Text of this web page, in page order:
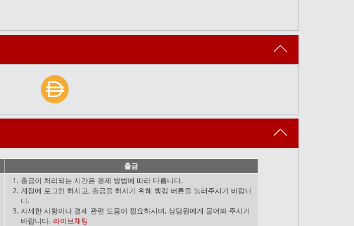
출금
출금이 처리되는 시간은 결제 방법에 따라 다릅니다.
계정에 로그인 하시고, 출금을 하시기 위해 뱅킹 버튼을 눌러주시기 바랍니
다.
자세한 사항이나 결제 관련 도움이 필요하시며, 상담원에게 물어봐 주시기
바랍니다. 라이브채팅